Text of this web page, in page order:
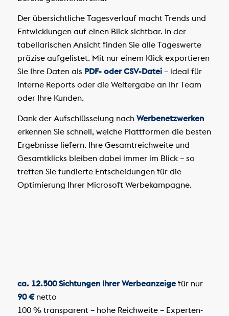
Der übersichtliche Tagesverlauf macht Trends und
Entwicklungen auf einen Blick sichtbar. In der
tabellarischen Ansicht finden Sie alle Tageswerte
präzise aufgelistet. Mit nur einem Klick exportieren
Sie Ihre Daten als PDF- oder CSV-Datei– ideal für
interne Reports oder die Weitergabe an Ihr Team
oder Ihre Kunden.
Dank der Aufschlüsselung nach Werbenetzwerken
erkennen Sie schnell, welche Plattformen die besten
Ergebnisse liefern. Ihre Gesamtreichweite und
Gesamtklicks bleiben dabei immer im Blick – so
treffen Sie fundierte Entscheidungen für die
Optimierung Ihrer Microsoft Werbekampagne.
ca. 12.500 Sichtungen Ihrer Werbeanzeigefür nur
90 €netto
100 % transparent – hohe Reichweite – Experten-